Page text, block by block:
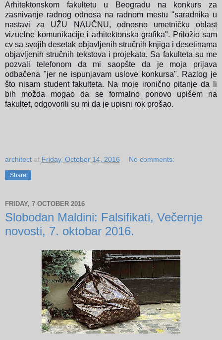
Arhitektonskom fakultetu u Beogradu na konkurs za
zasnivanje radnog odnosa na radnom mestu "saradnika u
nastavi za UŽU NAUČNU, odnosno umetničku oblast
vizuelne komunikacije i arhitektonska grafika". Priložio sam
cv sa svojih desetak objavljenih stručnih knjiga i desetinama
objavljenih stručnih tekstova i projekata. Sa fakulteta su me
pozvali telefonom da mi saopšte da je moja prijava
odbačena "jer ne ispunjavam uslove konkursa". Razlog je
što nisam student fakulteta. Na moje ironično pitanje da li
bih možda mogao da se formalno ponovo upišem na
fakultet, odgovorili su mi da je upisni rok prošao.
architect at Friday, October 14, 2016 No comments:
Share
FRIDAY, 7 OCTOBER 2016
Slobodan Maldini: Falsifikati, Večernje
novosti, 7. oktobar 2016.